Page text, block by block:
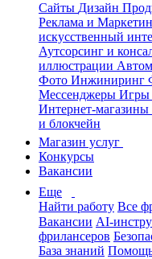
Сайты Дизайн
Реклама и
искусственный
Аутсорсинг и
иллюстрации
Фото Инжиниринг
Мессенджеры Игры
Интернет-магазины
и блокчейн
Магазин услуг
Конкурсы
Вакансии
Еще
Найти работу Все
Вакансии AI-
фрилансеров
База знаний